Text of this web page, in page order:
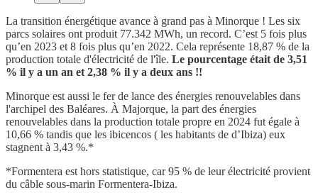
La transition énergétique avance à grand pas à Minorque ! Les six
parcs solaires ont produit 77.342 MWh, un record. C’est 5 fois plus
qu’en 2023 et 8 fois plus qu’en 2022. Cela représente 18,87 % de la
production totale d'électricité de l'île. Le pourcentage était de 3,51
% il y a un an et 2,38 % il y a deux ans !!
Minorque est aussi le fer de lance des énergies renouvelables dans
l'archipel des Baléares. À Majorque, la part des énergies
renouvelables dans la production totale propre en 2024 fut égale à
10,66 % tandis que les ibicencos ( les habitants de d’Ibiza) eux
stagnent à 3,43 %.*
*Formentera est hors statistique, car 95 % de leur électricité provient
du câble sous-marin Formentera-Ibiza.